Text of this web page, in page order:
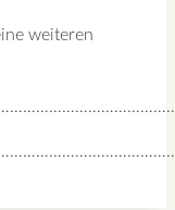
weiteren